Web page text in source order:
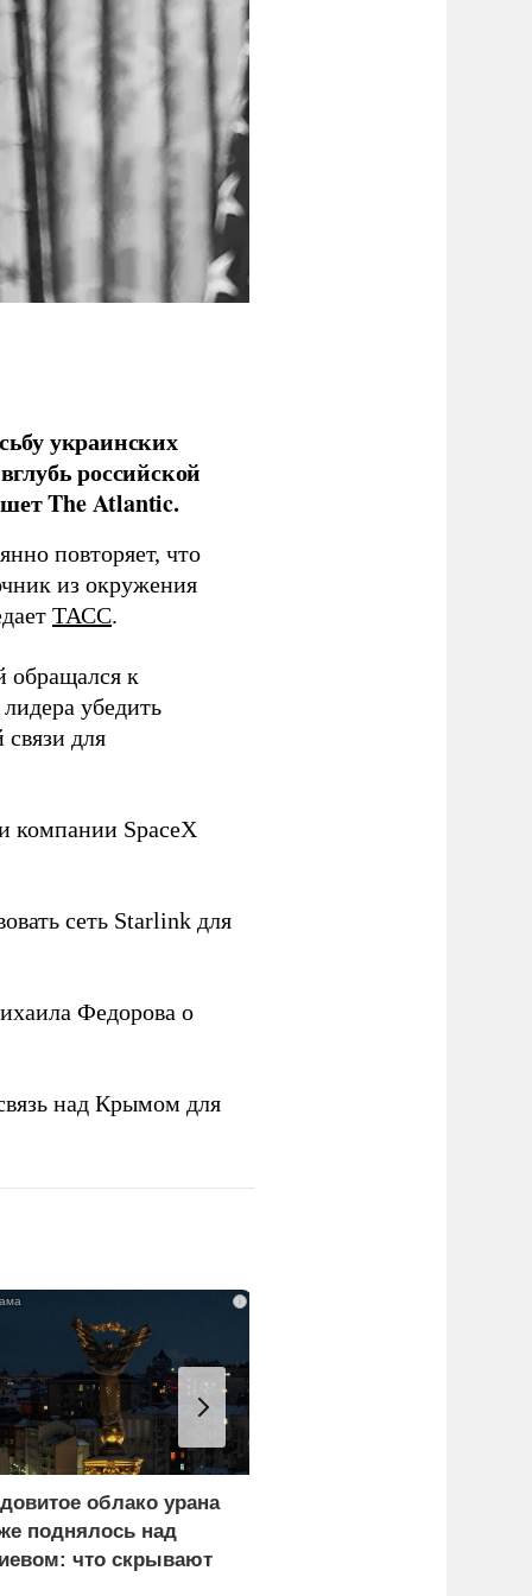
украинских
российской
The Atlantic.
повторяет, что
из окружения
ТАСС.
обращался к
убедить
для
компании SpaceX
сеть Starlink для
Федорова о
над Крымом для
i
облако урана
поднялось над
что скрывают